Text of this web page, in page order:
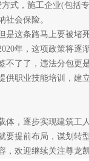
，施工企业(包括
社会保险。
这条路马上要被堵
年，这项政策将逐
了了，违法分包更
职业技能培训，建
，逐步实现建筑工
要提前布局，谋划转
，欢迎继续关注尊龙